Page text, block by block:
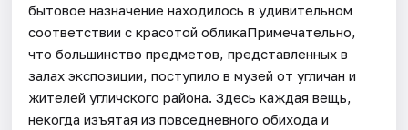
бытовое назначение находилось в удивительном
соответствии с красотой обликаПримечательно,
что большинство предметов, представленных в
залах экспозиции, поступило в музей от угличан и
жителей угличского района. Здесь каждая вещь,
некогда изъятая из повседневного обихода и